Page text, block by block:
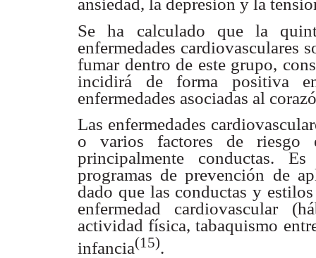
ansiedad, la depresión y la
Se ha calculado que la
enfermedades cardiovasculares
fumar dentro de este grupo,
incidirá de forma positiva
enfermedades asociadas al
Las enfermedades
o varios factores de riesgo
principalmente conductas.
Es
programas de prevención de
dado que las conductas y
enfermedad cardiovascular
actividad física, tabaquismo
infancia(15).